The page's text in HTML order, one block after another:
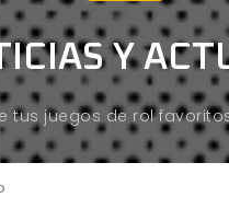
Y
juegos de rol